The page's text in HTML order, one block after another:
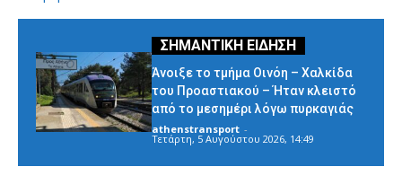
Άνοιξε το τμήμα Οινόη – Χαλκίδα
του Προαστιακού – Ήταν κλειστό
από το μεσημέρι λόγω πυρκαγιάς
athenstransport -
Τετάρτη, 5 Αυγούστου 2026, 14:49